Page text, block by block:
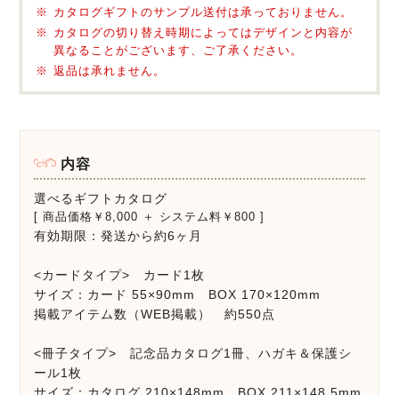
カタログギフトのサンプル送付は承っておりません。
カタログの切り替え時期によってはデザインと内容が
異なることがございます、ご了承ください。
返品は承れません。
内容
選べるギフトカタログ
[ 商品価格￥8,000 ＋ システム料￥800 ]
有効期限：発送から約6ヶ月
<カードタイプ> カード1枚
サイズ：カード 55×90mm BOX 170×120mm
掲載アイテム数（WEB掲載） 約550点
<冊子タイプ> 記念品カタログ1冊、ハガキ＆保護シ
ール1枚